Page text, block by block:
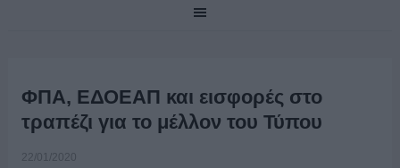
ΦΠΑ, ΕΔΟΕΑΠ και εισφορές στο
τραπέζι για το μέλλον του Τύπου
22/01/2020